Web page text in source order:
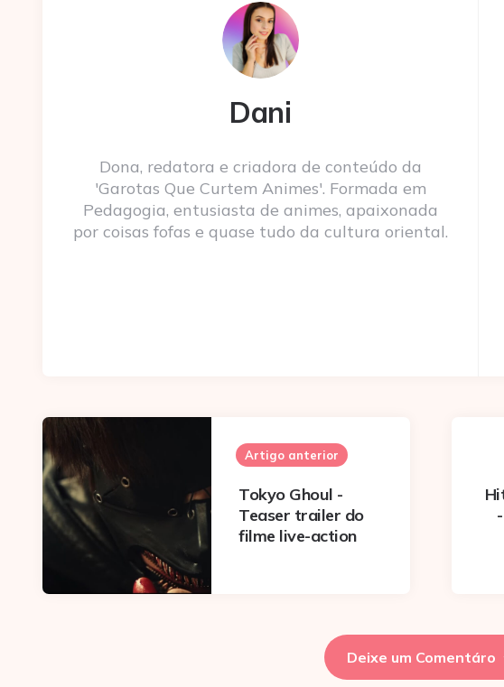
Dani
Dona, redatora e criadora de conteúdo da
'Garotas Que Curtem Animes'. Formada em
Pedagogia, entusiasta de animes, apaixonada
por coisas fofas e quase tudo da cultura oriental.
Post
navigation
Artigo anterior
Tokyo Ghoul -
Teaser trailer do
filme live-action
Deixe um Comentáro